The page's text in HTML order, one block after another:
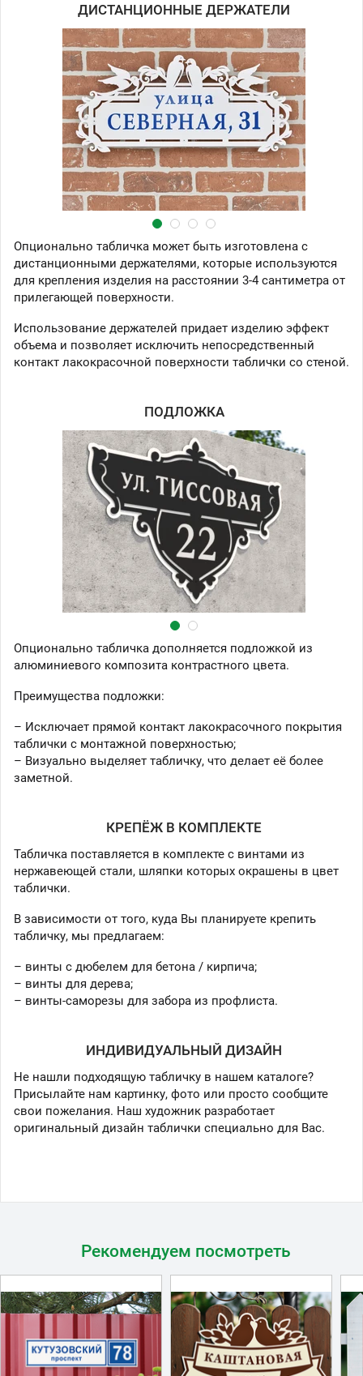
ДИСТАНЦИОННЫЕ ДЕРЖАТЕЛИ
Опционально табличка может быть изготовлена с
дистанционными держателями, которые используются
для крепления изделия на расстоянии 3-4 сантиметра от
прилегающей поверхности.
Использование держателей придает изделию эффект
объема и позволяет исключить непосредственный
контакт лакокрасочной поверхности таблички со стеной.
ПОДЛОЖКА
Опционально табличка дополняется подложкой из
алюминиевого композита контрастного цвета.
Преимущества подложки:
– Исключает прямой контакт лакокрасочного покрытия
таблички с монтажной поверхностью;
– Визуально выделяет табличку, что делает её более
заметной.
КРЕПЁЖ В КОМПЛЕКТЕ
Табличка поставляется в комплекте с винтами из
нержавеющей стали, шляпки которых окрашены в цвет
таблички.
В зависимости от того, куда Вы планируете крепить
табличку, мы предлагаем:
– винты с дюбелем для бетона / кирпича;
– винты для дерева;
– винты-саморезы для забора из профлиста.
ИНДИВИДУАЛЬНЫЙ ДИЗАЙН
Не нашли подходящую табличку в нашем каталоге?
Присылайте нам картинку, фото или просто сообщите
свои пожелания. Наш художник разработает
оригинальный дизайн таблички специально для Вас.
Рекомендуем посмотреть